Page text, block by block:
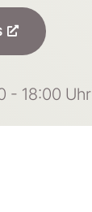
- 18:00 Uhr